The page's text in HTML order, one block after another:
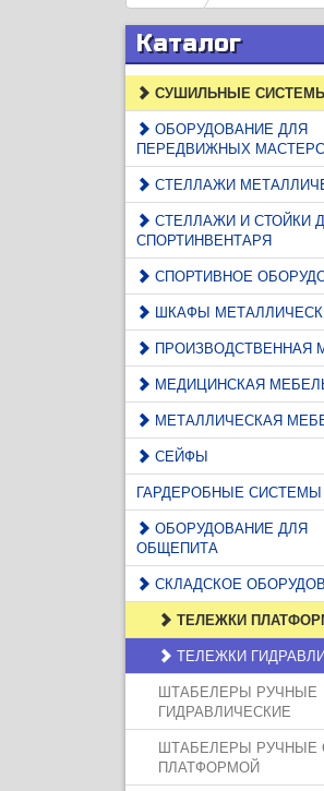
Каталог
СУШИЛЬНЫЕ
ОБОРУДОВАНИЕ ДЛЯ
ПЕРЕДВИЖНЫХ
СТЕЛЛАЖИ
СТЕЛЛАЖИ И СТОЙКИ
СПОРТИНВЕНТАРЯ
СПОРТИВНОЕ
ШКАФЫ
ПРОИЗВОДСТВЕННАЯ
МЕДИЦИНСКАЯ
МЕТАЛЛИЧЕСКАЯ
СЕЙФЫ
ГАРДЕРОБНЫЕ СИСТЕМЫ
ОБОРУДОВАНИЕ ДЛЯ
ОБЩЕПИТА
СКЛАДСКОЕ
ТЕЛЕЖКИ
ТЕЛЕЖКИ
ШТАБЕЛЕРЫ РУЧНЫЕ
ГИДРАВЛИЧЕСКИЕ
ШТАБЕЛЕРЫ РУЧНЫЕ
ПЛАТФОРМОЙ